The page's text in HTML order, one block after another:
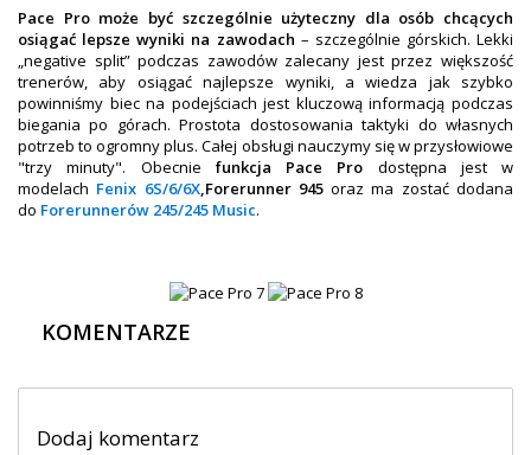
Pace Pro może być szczególnie użyteczny dla osób chcących
osiągać lepsze wyniki na zawodach – szczególnie górskich. Lekki
„negative split” podczas zawodów zalecany jest przez większość
trenerów, aby osiągać najlepsze wyniki, a wiedza jak szybko
powinniśmy biec na podejściach jest kluczową informacją podczas
biegania po górach. Prostota dostosowania taktyki do własnych
potrzeb to ogromny plus. Całej obsługi nauczymy się w przysłowiowe
"trzy minuty". Obecnie funkcja Pace Pro dostępna jest w
modelach Fenix 6S/6/6X, Forerunner 945oraz ma zostać dodana
do Forerunnerów 245/245 Music.
KOMENTARZE
Dodaj komentarz